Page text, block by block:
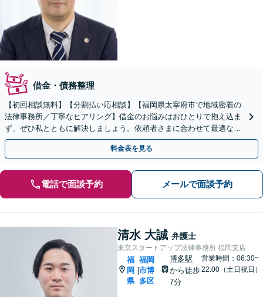
借金・債務整理
【初回相談無料】【分割払い応相談】【福岡県太宰府市で地域密着の
法律事務所／丁寧なヒアリング】借金のお悩みはおひとりで抱え込ま
ず、ぜひ私とともに解決しましょう。依頼者さまに合わせて最適な債
務整理をご提案いたします。自己破産／任意整理／個人再生
料金表を見る
電話で面談予約 メールで面談予約
清水 大誠 弁護士
東京スタートアップ法律事務所 福岡支店
福
岡
県
福岡
市博
多区
博多駅
から徒歩
7分
営業時間：06:30~
22:00（土日祝日）